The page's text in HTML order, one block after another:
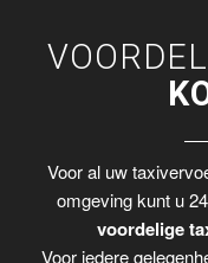
Voor al uw
omgeving kunt u
voordelige
Voor iedere